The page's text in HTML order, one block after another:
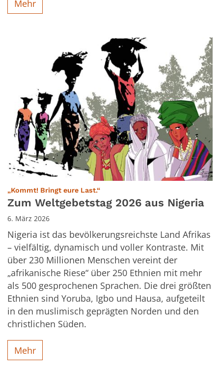
Mehr
„Kommt! Bringt eure Last.“:
Zum Weltgebetstag 2026 aus Nigeria
6. März 2026
Nigeria ist das bevölkerungsreichste Land Afrikas
– vielfältig, dynamisch und voller Kontraste. Mit
über 230 Millionen Menschen vereint der
„afrikanische Riese“ über 250 Ethnien mit mehr
als 500 gesprochenen Sprachen. Die drei größten
Ethnien sind Yoruba, Igbo und Hausa, aufgeteilt
in den muslimisch geprägten Norden und den
christlichen Süden.
Mehr